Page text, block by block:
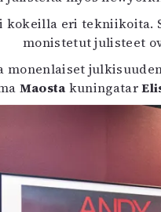
Esitystaide
Arkisto
kokeilla eri
monistetut julisteet
Maosta kuningatar